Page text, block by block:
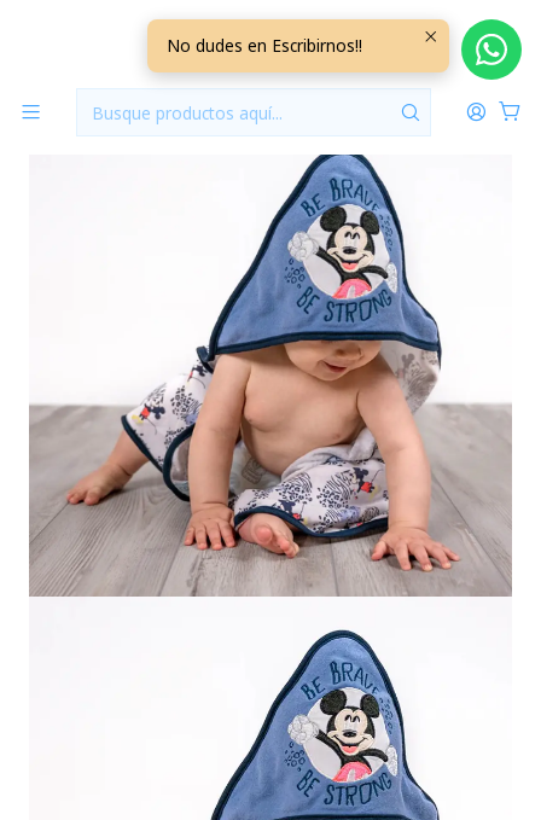
Inicio Mundo Mickey
Toalla Capucha Mickey Bambino Animal Print
No dudes en Escribirnos!!